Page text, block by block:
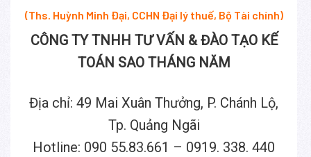
(Ths. Huỳnh Minh Đại, CCHN Đại lý thuế, Bộ Tài chính)
CÔNG TY TNHH TƯ VẤN & ĐÀO TẠO KẾ
TOÁN SAO THÁNG NĂM
Địa chỉ: 49 Mai Xuân Thưởng, P. Chánh Lộ,
Tp. Quảng Ngãi
Hotline: 090 55.83.661 – 0919. 338. 440